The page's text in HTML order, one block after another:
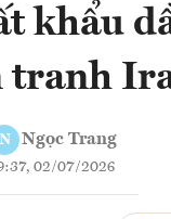
khẩu
tranh
N Ngọc Trang
02/07/2026